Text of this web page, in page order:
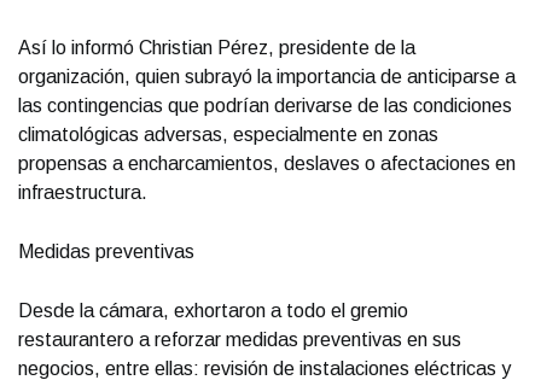
Así lo informó Christian Pérez, presidente de la
organización, quien subrayó la importancia de anticiparse a
las contingencias que podrían derivarse de las condiciones
climatológicas adversas, especialmente en zonas
propensas a encharcamientos, deslaves o afectaciones en
infraestructura.
Medidas preventivas
Desde la cámara, exhortaron a todo el gremio
restaurantero a reforzar medidas preventivas en sus
negocios, entre ellas: revisión de instalaciones eléctricas y